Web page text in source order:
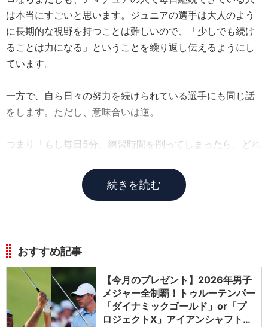
は本当にすごいと思います。ジュニアの選手は大人のよう
に長期的な視野を持つことは難しいので、「少しでも続け
ることは力になる」ということを繰り返し伝えるようにし
ています。
一方で、自ら日々の努力を続けられている選手にも同じ話
をします。ただし、意味合いは逆。
つまり「もし毎日5分、練習時間を削ってしまったら、どれ
続きを読む
おすすめ記事
【今月のプレゼント】2026年男子
メジャー全制覇！トゥルーテンパー
「ダイナミックゴールド」or「プ
ロジェクトX」アイアンシャフト